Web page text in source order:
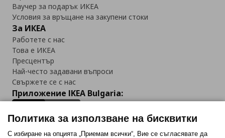
Ваучер за подарък ИКЕА
Условия за връщане на закупени стоки
За ИКЕА
Работете с нас
Това е ИКЕА
Пресцентър
Най-често задавани въпроси
Свържете се с нас
Приложение IKEA Bulgaria:
Политика за използване на бисквитки
С избиране на опцията „Приемам всички“, Вие се съгласявате да